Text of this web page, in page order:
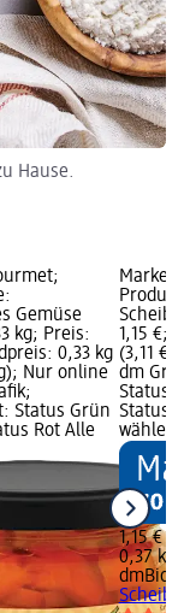
Hause.
Gemüse
kg; Preis:
0,33 kg
Nur online
Status Grün
Rot Alle
Marke:
1,15 €;
(3,11 €
dm
Status
Status
wählen
1,15 €
0,37 kg
dmBio